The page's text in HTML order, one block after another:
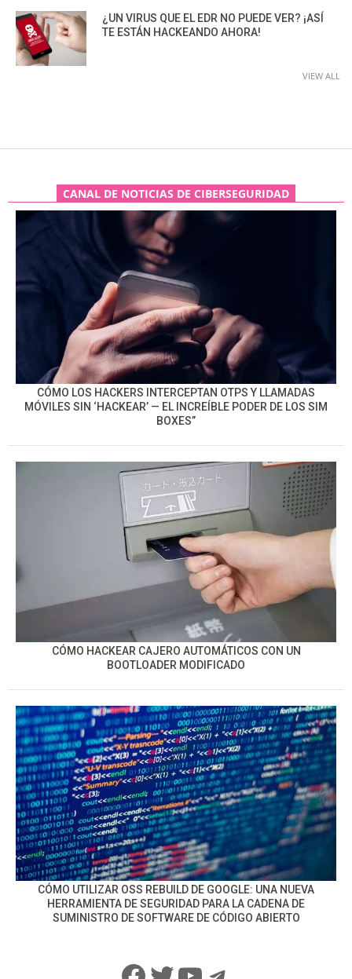
¿UN VIRUS QUE EL EDR NO PUEDE VER? ¡ASÍ
TE ESTÁN HACKEANDO AHORA!
VIEW ALL
CANAL DE NOTICIAS DE CIBERSEGURIDAD
CÓMO LOS HACKERS INTERCEPTAN OTPS Y LLAMADAS
MÓVILES SIN ‘HACKEAR’ — EL INCREÍBLE PODER DE LOS SIM
BOXES”
CÓMO HACKEAR CAJERO AUTOMÁTICOS CON UN
BOOTLOADER MODIFICADO
CÓMO UTILIZAR OSS REBUILD DE GOOGLE: UNA NUEVA
HERRAMIENTA DE SEGURIDAD PARA LA CADENA DE
SUMINISTRO DE SOFTWARE DE CÓDIGO ABIERTO